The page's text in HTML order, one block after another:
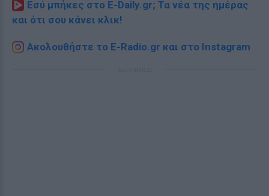
Εσύ μπήκες στο E-Daily.gr; Τα νέα της ημέρας
και ότι σου κάνει κλικ!
Ακολουθήστε το E-Radio.gr και στο Instagram